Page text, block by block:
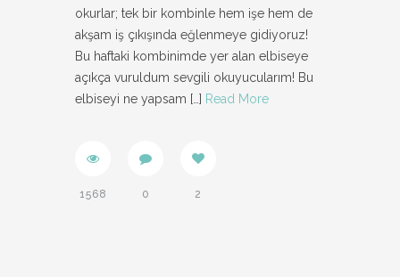
okurlar; tek bir kombinle hem işe hem de
akşam iş çıkışında eğlenmeye gidiyoruz!
Bu haftaki kombinimde yer alan elbiseye
açıkça vuruldum sevgili okuyucularım! Bu
elbiseyi ne yapsam […] Read More
1568 0 2